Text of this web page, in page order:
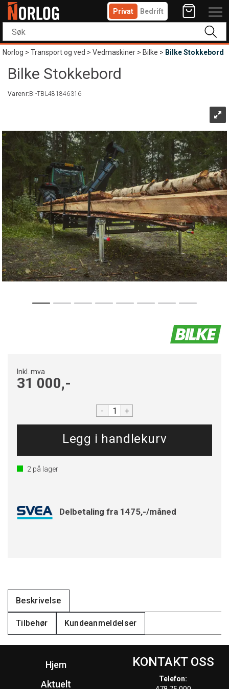
Privat Bedrift
Norlog>Transport og ved>Vedmaskiner>Bilke> Bilke Stokkebord
Bilke Stokkebord
Varenr:BI-TBL481846316
Inkl. mva
31 000,-
- +
2 på lager
Delbetaling fra 1475,-/måned
Beskrivelse
Tilbehør Kundeanmeldelser
Hjem
Aktuelt
KONTAKT OSS
Telefon: